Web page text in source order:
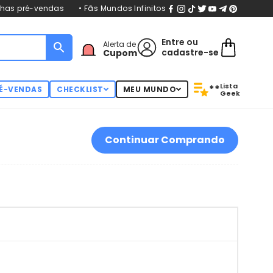
pré-vendas • Fãs Mundos Infinitos
Alerta de
Cupom
Entre ou
cadastre-se
VENDAS CHECKLIST MEU MUNDO **Lista
Geek
Continuar Comprando